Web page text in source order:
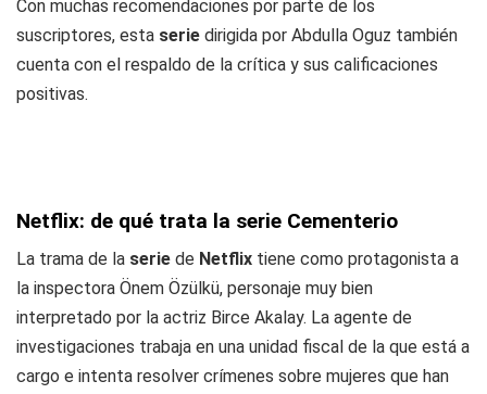
Con muchas recomendaciones por parte de los
suscriptores, esta serie dirigida por Abdulla Oguz también
cuenta con el respaldo de la crítica y sus calificaciones
positivas.
Netflix: de qué trata la serie Cementerio
La trama de la serie de Netflix tiene como protagonista a
la inspectora Önem Özülkü, personaje muy bien
interpretado por la actriz Birce Akalay. La agente de
investigaciones trabaja en una unidad fiscal de la que está a
cargo e intenta resolver crímenes sobre mujeres que han